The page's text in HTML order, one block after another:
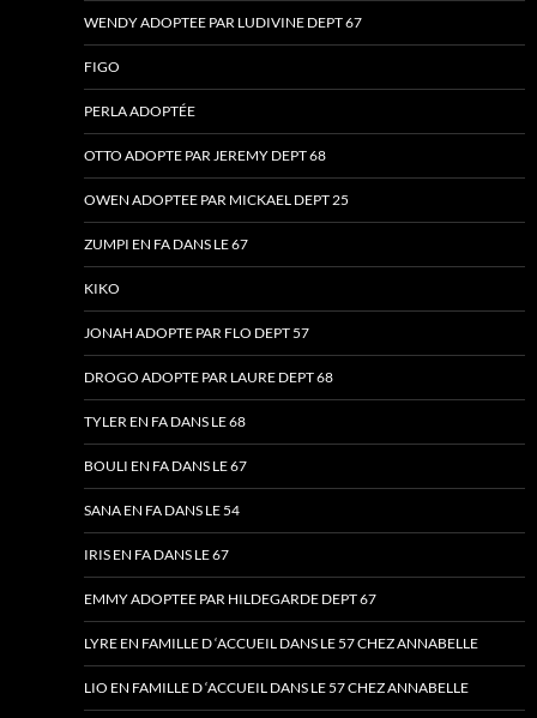
WENDY ADOPTEE PAR LUDIVINE DEPT 67
FIGO
PERLA ADOPTÉE
OTTO ADOPTE PAR JEREMY DEPT 68
OWEN ADOPTEE PAR MICKAEL DEPT 25
ZUMPI EN FA DANS LE 67
KIKO
JONAH ADOPTE PAR FLO DEPT 57
DROGO ADOPTE PAR LAURE DEPT 68
TYLER EN FA DANS LE 68
BOULI EN FA DANS LE 67
SANA EN FA DANS LE 54
IRIS EN FA DANS LE 67
EMMY ADOPTEE PAR HILDEGARDE DEPT 67
LYRE EN FAMILLE D ‘ACCUEIL DANS LE 57 CHEZ ANNABELLE
LIO EN FAMILLE D ‘ACCUEIL DANS LE 57 CHEZ ANNABELLE